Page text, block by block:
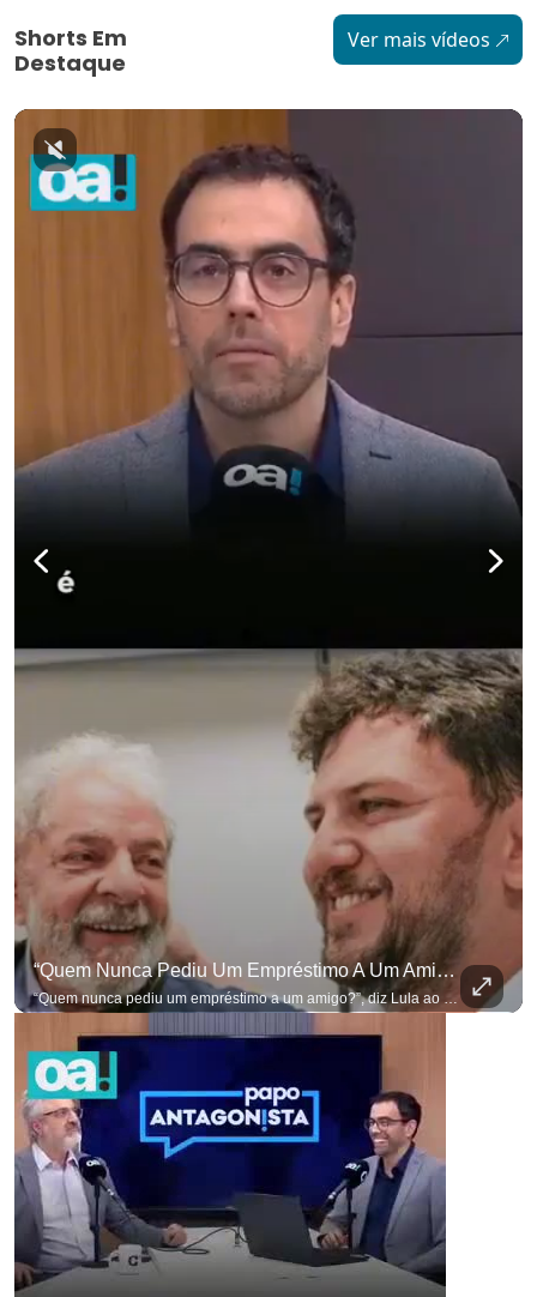
Shorts Em
Destaque
Ver mais vídeos
“Quem Nunca Pediu Um Empréstimo A Um Amigo?”, Diz Lula Ao Defender Seu Ex-Chefe De Gabinete
“Quem nunca pediu um empréstimo a um amigo?”, diz Lula ao defender seu ex-chefe de gabinete Marcola, que recebeu R$ 249 mil de uma empresa ligada a uma amiga de Lulinha. #OAntagonista Se você busca informação com credibilidade, inscreva-se agora e ative o